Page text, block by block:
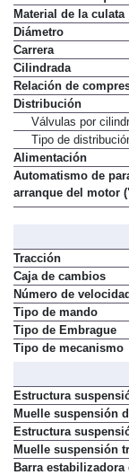
Material de la culata
Diámetro
Carrera
Cilindrada
Relación de
Distribución
Válvulas por
Tipo de
Alimentación
Automatismo de
arranque del motor
Tracción
Caja de cambios
Número de
Tipo de mando
Tipo de Embrague
Tipo de mecanismo
Estructura
Muelle suspensión
Estructura
Muelle suspensión
Barra estabilizadora